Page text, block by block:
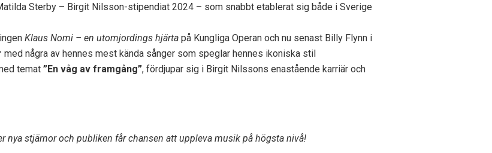
Sterby – Birgit Nilsson-stipendiat 2024 – som snabbt etablerat sig både i Sverige
Klaus Nomi – en utomjordings hjärta på Kungliga Operan och nu senast Billy Flynn i
med några av hennes mest kända sånger som speglar hennes ikoniska stil
temat ”En våg av framgång”, fördjupar sig i Birgit Nilssons enastående karriär och
nya stjärnor och publiken får chansen att uppleva musik på högsta nivå!